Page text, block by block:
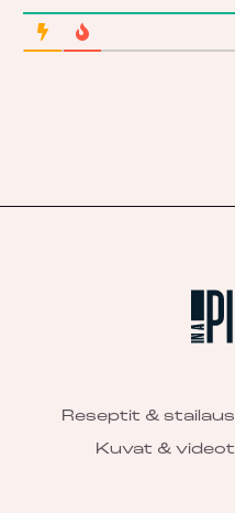
Reseptit & stailaus
Kuvat & videot